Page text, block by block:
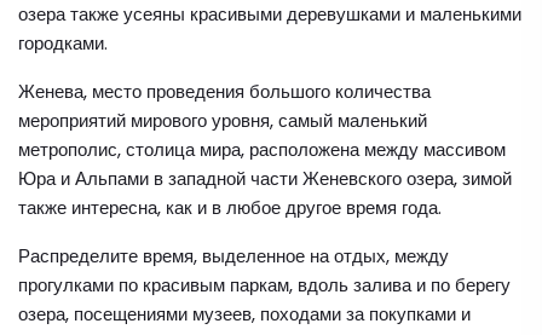
озера также усеяны красивыми деревушками и маленькими
городками.
Женева, место проведения большого количества
мероприятий мирового уровня, самый маленький
метрополис, столица мира, расположена между массивом
Юра и Альпами в западной части Женевского озера, зимой
также интересна, как и в любое другое время года.
Распределите время, выделенное на отдых, между
прогулками по красивым паркам, вдоль залива и по берегу
озера, посещениями музеев, походами за покупками и